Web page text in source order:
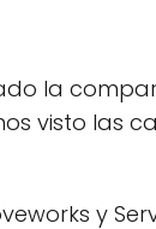
la
visto las
y